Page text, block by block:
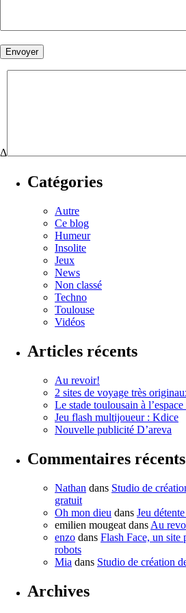
Δ
Catégories
Autre
Ce blog
Humeur
Insolite
Jeux
News
Non classé
Techno
Toulouse
Vidéos
Articles récents
Au revoir!
2 sites de voyage très
Le stade toulousain à
Jeu flash multijoueur : Kdice
Nouvelle publicité D’areva
Commentaires récents
Nathan dans Studio de
gratuit
Oh mon dieu dans Jeu
emilien mougeat dans Au
enzo dans Flash Face, un site
robots
Mia dans Studio de création
Archives